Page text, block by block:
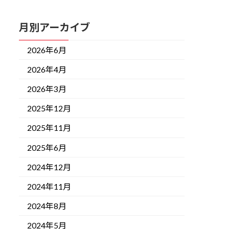
月別アーカイブ
2026年6月
2026年4月
2026年3月
2025年12月
2025年11月
2025年6月
2024年12月
2024年11月
2024年8月
2024年5月